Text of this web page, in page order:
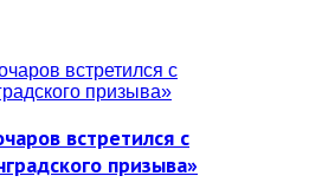
встретился с
призыва»